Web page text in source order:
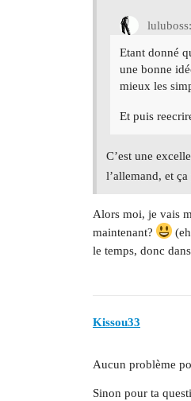
luluboss:
Etant donné
une bonne
mieux les
Et puis
C’est une
l’allemand, et
Alors moi, je vais
maintenant?
le temps, donc
Kissou33
Aucun problème
Sinon pour ta